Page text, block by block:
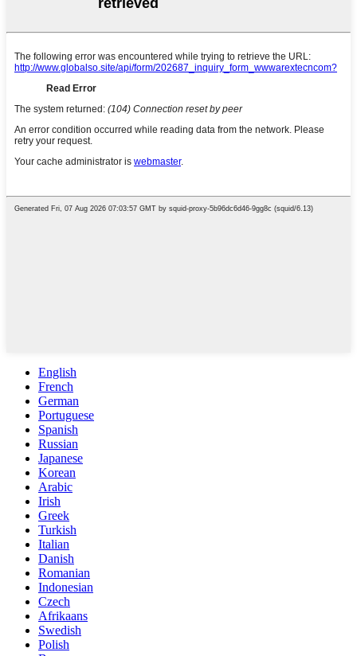
English
French
German
Portuguese
Spanish
Russian
Japanese
Korean
Arabic
Irish
Greek
Turkish
Italian
Danish
Romanian
Indonesian
Czech
Afrikaans
Swedish
Polish